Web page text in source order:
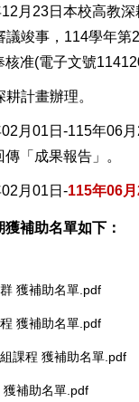
月23日本校高教
議竣事，114學年第
准(電子文號
計畫辦理。
月01日-115年06
「成果報告」。
月01日-115年06月
補助名單如下：
獲補助名單.pdf
獲補助名單.pdf
課程 獲補助名單.pdf
獲補助名單.pdf